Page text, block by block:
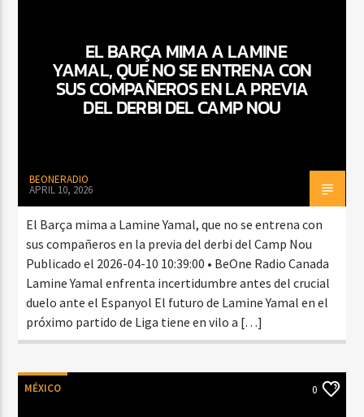
EL BARÇA MIMA A LAMINE
YAMAL, QUE NO SE ENTRENA CON
SUS COMPAÑEROS EN LA PREVIA
DEL DERBI DEL CAMP NOU
BEONERADIO
APRIL 10, 2026
El Barça mima a Lamine Yamal, que no se entrena con
sus compañeros en la previa del derbi del Camp Nou
Publicado el 2026-04-10 10:39:00 • BeOne Radio Canada
Lamine Yamal enfrenta incertidumbre antes del crucial
duelo ante el Espanyol El futuro de Lamine Yamal en el
próximo partido de Liga tiene en vilo a […]
MÉXICO 0